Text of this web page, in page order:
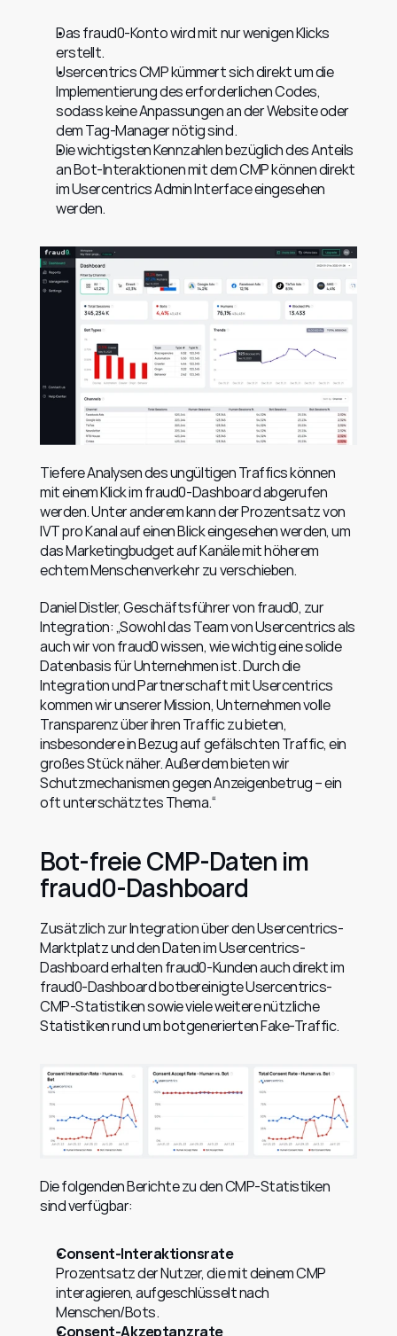
Das fraud0-Konto wird mit nur wenigen Klicks
erstellt.
Usercentrics CMP kümmert sich direkt um die
Implementierung des erforderlichen Codes,
sodass keine Anpassungen an der Website oder
dem Tag-Manager nötig sind.
Die wichtigsten Kennzahlen bezüglich des Anteils
an Bot-Interaktionen mit dem CMP können direkt
im Usercentrics Admin Interface eingesehen
werden.
Tiefere Analysen des ungültigen Traffics können
mit einem Klick im fraud0-Dashboard abgerufen
werden. Unter anderem kann der Prozentsatz von
IVT pro Kanal auf einen Blick eingesehen werden, um
das Marketingbudget auf Kanäle mit höherem
echtem Menschenverkehr zu verschieben.
Daniel Distler, Geschäftsführer von fraud0, zur
Integration: „Sowohl das Team von Usercentrics als
auch wir von fraud0 wissen, wie wichtig eine solide
Datenbasis für Unternehmen ist. Durch die
Integration und Partnerschaft mit Usercentrics
kommen wir unserer Mission, Unternehmen volle
Transparenz über ihren Traffic zu bieten,
insbesondere in Bezug auf gefälschten Traffic, ein
großes Stück näher. Außerdem bieten wir
Schutzmechanismen gegen Anzeigenbetrug – ein
oft unterschätztes Thema.“
Bot-freie CMP-Daten im
fraud0-Dashboard
Zusätzlich zur Integration über den Usercentrics-
Marktplatz und den Daten im Usercentrics-
Dashboard erhalten fraud0-Kunden auch direkt im
fraud0-Dashboard botbereinigte Usercentrics-
CMP-Statistiken sowie viele weitere nützliche
Statistiken rund um botgenerierten Fake-Traffic.
Die folgenden Berichte zu den CMP-Statistiken
sind verfügbar:
Consent-Interaktionsrate
Prozentsatz der Nutzer, die mit deinem CMP
interagieren, aufgeschlüsselt nach
Menschen/Bots.
Consent-Akzeptanzrate